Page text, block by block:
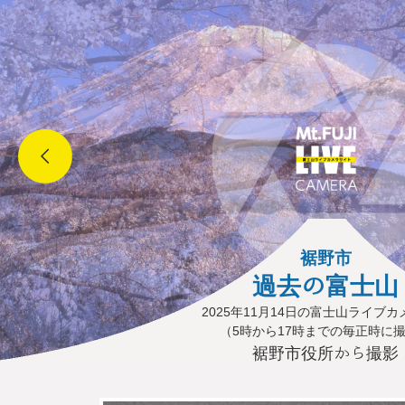
裾野市
過去の富士山
2025年11月14日の富士山ライブカ
（5時から17時までの毎正時に
裾野市役所から撮影